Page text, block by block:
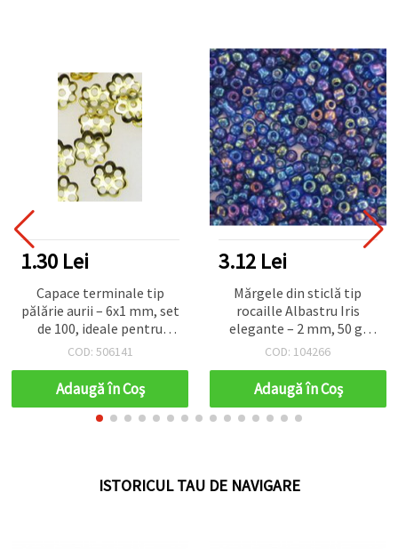
1.30 Lei
Capace terminale tip
pălărie aurii – 6x1 mm, set
de 100, ideale pentru
finisaje coliere, brățări și
COD: 506141
Adaugă în Coş
3.12 Lei
Mărgele din sticlă tip
rocaille Albastru Iris
elegante – 2 mm, 50 g,
perfecte pentru bijuterii
cu mărgele
COD: 104266
Adaugă în Coş
ISTORICUL TAU DE NAVIGARE